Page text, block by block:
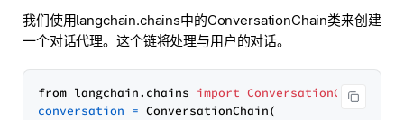
我们使用langchain.chains中的ConversationChain类来创建
一个对话代理。这个链将处理与用户的对话。
from langchain.chains import ConversationChain
conversation = ConversationChain(